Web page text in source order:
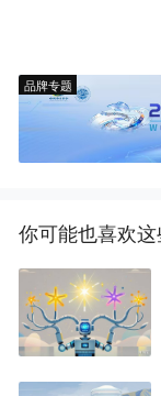
品牌专题
你可能也喜欢